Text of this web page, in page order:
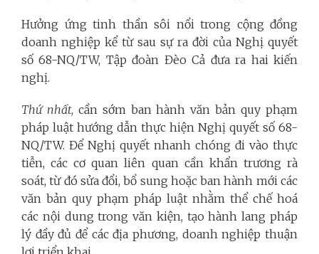
Hưởng ứng tinh thần sôi nổi trong cộng đồng
doanh nghiệp kể từ sau sự ra đời của Nghị quyết
số 68-NQ/TW, Tập đoàn Đèo Cả đưa ra hai kiến
nghị.
Thứ nhất, cần sớm ban hành văn bản quy phạm
pháp luật hướng dẫn thực hiện Nghị quyết số 68-
NQ/TW. Để Nghị quyết nhanh chóng đi vào thực
tiễn, các cơ quan liên quan cần khẩn trương rà
soát, từ đó sửa đổi, bổ sung hoặc ban hành mới các
văn bản quy phạm pháp luật nhằm thể chế hoá
các nội dung trong văn kiện, tạo hành lang pháp
lý đầy đủ để các địa phương, doanh nghiệp thuận